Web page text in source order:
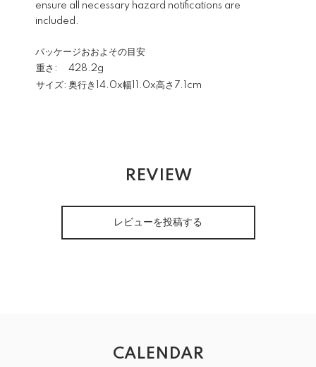
ensure all necessary hazard notifications are
included.
パッケージおおよその目安
重さ:
428.2g
サイズ: 奥行き14.0x幅11.0x高さ7.1cm
REVIEW
レビューを投稿する
CALENDAR